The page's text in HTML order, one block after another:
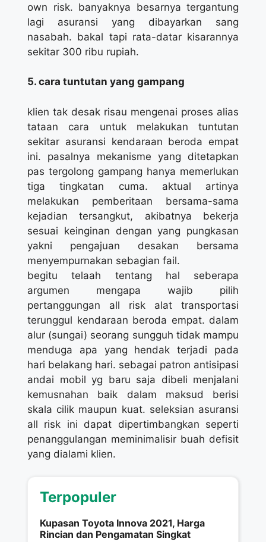
own risk. banyaknya besarnya tergantung
lagi asuransi yang dibayarkan sang
nasabah. bakal tapi rata-datar kisarannya
sekitar 300 ribu rupiah.
5. cara tuntutan yang gampang
klien tak desak risau mengenai proses alias
tataan cara untuk melakukan tuntutan
sekitar asuransi kendaraan beroda empat
ini. pasalnya mekanisme yang ditetapkan
pas tergolong gampang hanya memerlukan
tiga tingkatan cuma. aktual artinya
melakukan pemberitaan bersama-sama
kejadian tersangkut, akibatnya bekerja
sesuai keinginan dengan yang pungkasan
yakni pengajuan desakan bersama
menyempurnakan sebagian fail.
begitu telaah tentang hal seberapa
argumen mengapa wajib pilih
pertanggungan all risk alat transportasi
terunggul kendaraan beroda empat. dalam
alur (sungai) seorang sungguh tidak mampu
menduga apa yang hendak terjadi pada
hari belakang hari. sebagai patron antisipasi
andai mobil yg baru saja dibeli menjalani
kemusnahan baik dalam maksud berisi
skala cilik maupun kuat. seleksian asuransi
all risk ini dapat dipertimbangkan seperti
penanggulangan meminimalisir buah defisit
yang dialami klien.
Terpopuler
Kupasan Toyota Innova 2021, Harga
Rincian dan Pengamatan Singkat